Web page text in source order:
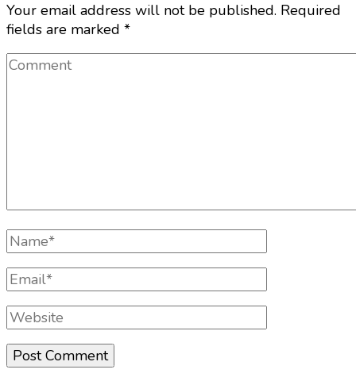
Your email address will not be published. Required
fields are marked *
Comment
Full
Name
Email
Website